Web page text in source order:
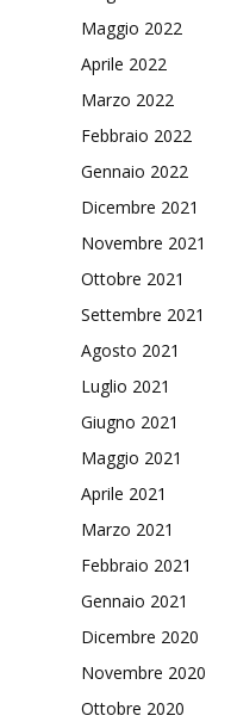
Maggio 2022
Aprile 2022
Marzo 2022
Febbraio 2022
Gennaio 2022
Dicembre 2021
Novembre 2021
Ottobre 2021
Settembre 2021
Agosto 2021
Luglio 2021
Giugno 2021
Maggio 2021
Aprile 2021
Marzo 2021
Febbraio 2021
Gennaio 2021
Dicembre 2020
Novembre 2020
Ottobre 2020